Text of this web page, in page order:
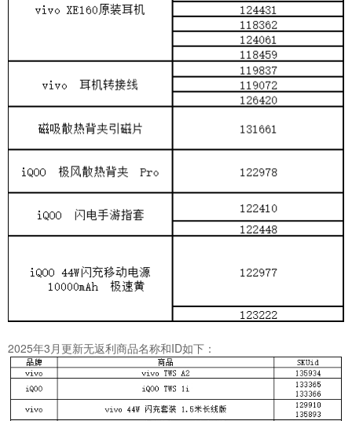
2025年3月更新无返利商品名称和ID如下：